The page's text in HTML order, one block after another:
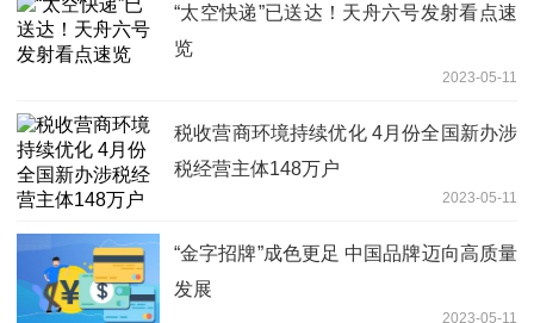
“太空快递”已送达！天舟六号发射看点速
览
2023-05-11
税收营商环境持续优化 4月份全国新办涉
税经营主体148万户
2023-05-11
“金字招牌”成色更足 中国品牌迈向高质量
发展
2023-05-11